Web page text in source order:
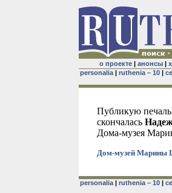
о проекте| анонсы|
personalia| ruthenia – 10|
Публикую
скончалась
Дома-музея
Дом-музей Марины
personalia| ruthenia – 10|